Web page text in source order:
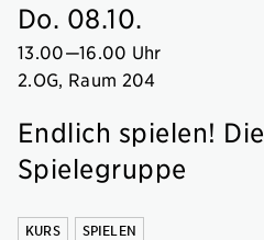
Do. 08.10.
13.00—16.00 Uhr
2.OG, Raum 204
Endlich spielen! Die
Spielegruppe
KURS
SPIELEN